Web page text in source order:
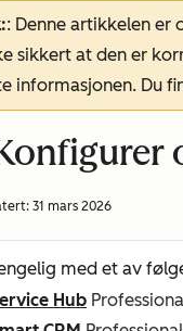
: Denne artikkelen
sikkert at den er
informasjonen. Du
31 mars 2026
med et av
Hub